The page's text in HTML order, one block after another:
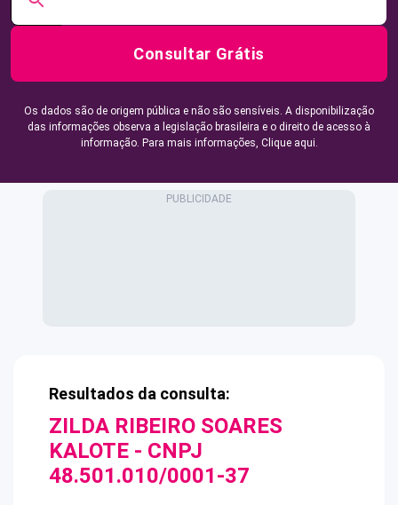
Consultar Grátis
Os dados são de origem pública e não são sensíveis. A disponibilização
das informações observa a legislação brasileira e o direito de acesso à
informação. Para mais informações, Clique aqui.
Resultados da consulta:
ZILDA RIBEIRO SOARES
KALOTE - CNPJ
48.501.010/0001-37